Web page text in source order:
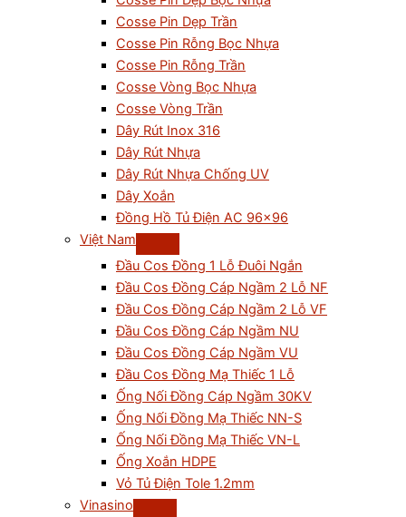
Cosse Pin Dẹp Trần
Cosse Pin Rỗng Bọc Nhựa
Cosse Pin Rỗng Trần
Cosse Vòng Bọc Nhựa
Cosse Vòng Trần
Dây Rút Inox 316
Dây Rút Nhựa
Dây Rút Nhựa Chống UV
Dây Xoắn
Đồng Hồ Tủ Điện AC 96×96
Việt Nam
Đầu Cos Đồng 1 Lỗ Đuôi Ngắn
Đầu Cos Đồng Cáp Ngầm 2 Lỗ NF
Đầu Cos Đồng Cáp Ngầm 2 Lỗ VF
Đầu Cos Đồng Cáp Ngầm NU
Đầu Cos Đồng Cáp Ngầm VU
Đầu Cos Đồng Mạ Thiếc 1 Lỗ
Ống Nối Đồng Cáp Ngầm 30KV
Ống Nối Đồng Mạ Thiếc NN-S
Ống Nối Đồng Mạ Thiếc VN-L
Ống Xoắn HDPE
Vỏ Tủ Điện Tole 1.2mm
Vinasino